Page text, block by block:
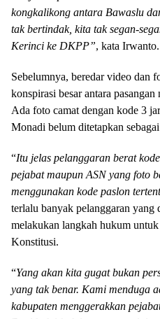
kongkalikong antara Bawaslu
tak bertindak, kita tak segan-
Kerinci ke DKPP”, kata Irwanto.
Sebelumnya, beredar video dan
konspirasi besar antara
Ada foto camat dengan kode 3
Monadi belum ditetapkan
“Itu jelas pelanggaran berat
pejabat maupun ASN yang foto
menggunakan kode paslon
terlalu banyak pelanggaran yang
melakukan langkah hukum
Konstitusi.
“Yang akan kita gugat bukan
yang tak benar. Kami menduga
kabupaten menggerakkan